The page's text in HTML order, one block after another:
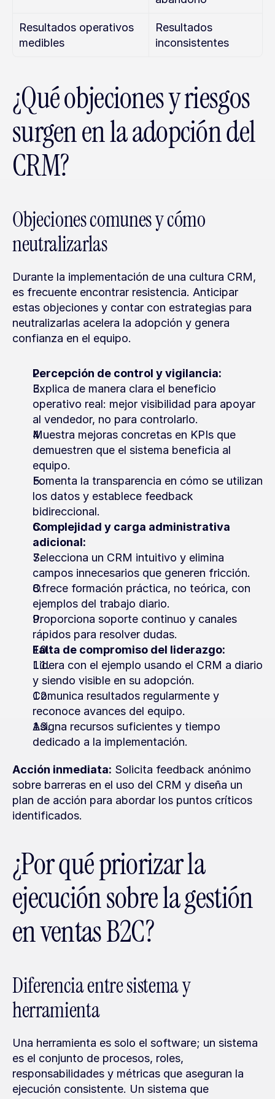
Resultados operativos
medibles
Resultados
inconsistentes
¿Qué objeciones y riesgos
surgen en la adopción del
CRM?
Objeciones comunes y cómo
neutralizarlas
Durante la implementación de una cultura CRM,
es frecuente encontrar resistencia. Anticipar
estas objeciones y contar con estrategias para
neutralizarlas acelera la adopción y genera
confianza en el equipo.
Percepción de control y vigilancia:
Explica de manera clara el beneficio
operativo real: mejor visibilidad para apoyar
al vendedor, no para controlarlo.
Muestra mejoras concretas en KPIs que
demuestren que el sistema beneficia al
equipo.
Fomenta la transparencia en cómo se utilizan
los datos y establece feedback
bidireccional.
Complejidad y carga administrativa
adicional:
Selecciona un CRM intuitivo y elimina
campos innecesarios que generen fricción.
Ofrece formación práctica, no teórica, con
ejemplos del trabajo diario.
Proporciona soporte continuo y canales
rápidos para resolver dudas.
Falta de compromiso del liderazgo:
Lidera con el ejemplo usando el CRM a diario
y siendo visible en su adopción.
Comunica resultados regularmente y
reconoce avances del equipo.
Asigna recursos suficientes y tiempo
dedicado a la implementación.
Acción inmediata: Solicita feedback anónimo
sobre barreras en el uso del CRM y diseña un
plan de acción para abordar los puntos críticos
identificados.
¿Por qué priorizar la
ejecución sobre la gestión
en ventas B2C?
Diferencia entre sistema y
herramienta
Una herramienta es solo el software; un sistema
es el conjunto de procesos, roles,
responsabilidades y métricas que aseguran la
ejecución consistente. Un sistema que